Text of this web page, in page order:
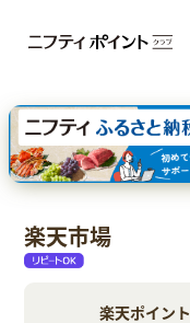
dカード GOLD 三井住
【実質初月無料】DMM |
SBI証券 確定拠出年金（
楽天市場
楽天ポイン